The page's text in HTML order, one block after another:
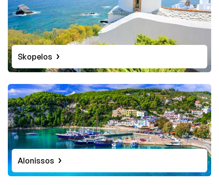
Skopelos
Alonissos